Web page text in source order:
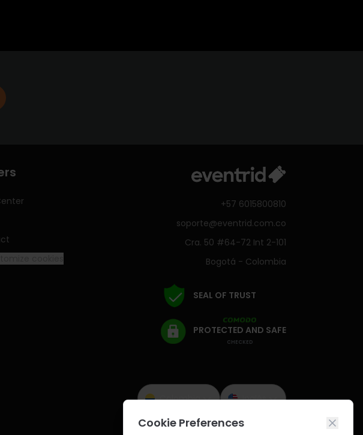
+57 6015800810
soporte@eventrid.com.co
Cra. 50 #64-72 Int 2-101
Bogotá - Colombia
SEAL OF TRUST
PROTECTED AND SAFE
CHECKED
Colombia Inglés
Cookie Preferences